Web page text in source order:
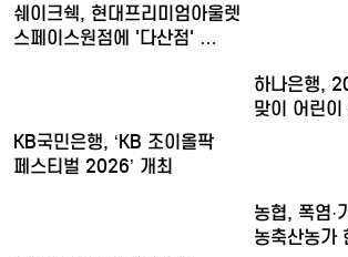
쉐이크쉑, 현대프리미엄아울렛
스페이스원점에 '다산점' …
하나은행,
맞이 어린
KB국민은행, ‘KB 조이올팍
페스티벌 2026’ 개최
농협, 폭염·
농축산농가